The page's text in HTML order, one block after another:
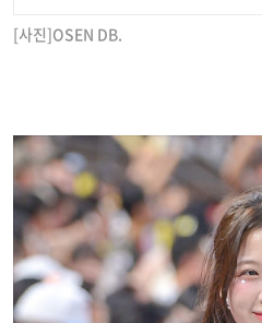
[사진]OSEN DB.